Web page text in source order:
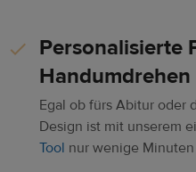
Personalisierte
Handumdrehen
Egal ob fürs Abitur oder
Design ist mit unserem
Tool nur wenige